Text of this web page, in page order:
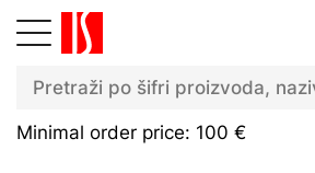
Minimal order price: 100 €